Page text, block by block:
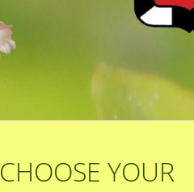
CHOOSE YOUR